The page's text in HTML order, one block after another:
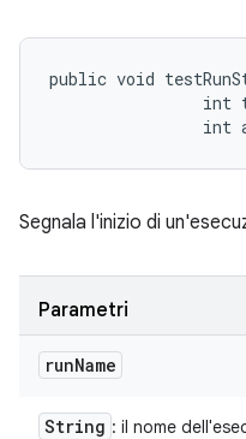
public void
int
int
Segnala l'inizio di
Parametri
runName
String : il nome